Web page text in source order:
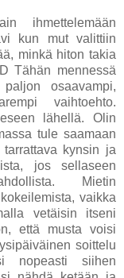
ihmettelemään
kun mut valittiin
minkä hiton takia
Tähän mennessä
osaavampi,
vaihtoehto.
lähellä. Olin
tule saamaan
kynsin ja
jos sellaseen
Mietin
vaikka
vetäisin itseni
että musta voisi
soittelu
nopeasti siihen